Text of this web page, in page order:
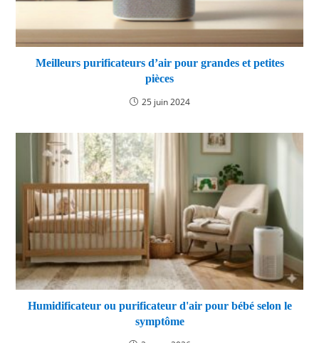
Meilleurs purificateurs d’air pour grandes et petites
pièces
25 juin 2024
Humidificateur ou purificateur d'air pour bébé selon le
symptôme